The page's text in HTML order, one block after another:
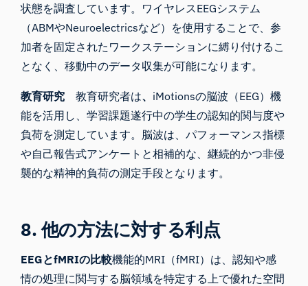
状態を調査しています。ワイヤレスEEGシステム
（ABMやNeuroelectricsなど）を使用することで、参
加者を固定されたワークステーションに縛り付けるこ
となく、移動中のデータ収集が可能になります。
教育研究 教育研究者は、 iMotionsの脳波（EEG）機
能を活用し、学習課題遂行中の学生の認知的関与度や
負荷を測定しています。脳波は、パフォーマンス指標
や自己報告式アンケートと相補的な、継続的かつ非侵
襲的な精神的負荷の測定手段となります。
8. 他の方法に対する利点
EEGとfMRIの比較機能的MRI（fMRI）は、認知や感
情の処理に関与する脳領域を特定する上で優れた空間